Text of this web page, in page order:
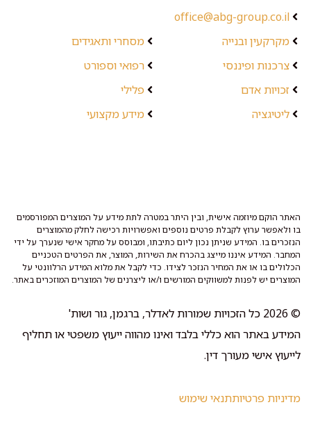
office@abg-group.co.il
מקרקעין ובנייה
צרכנות ופיננסי
זכויות אדם
ליטיגציה
מסחרי ותאגידים
רפואי וספורט
פלילי
מידע מקצועי
האתר הוקם מיוזמה אישית, ובין היתר במטרה לתת מידע על המוצרים המפורסמים
בו ולאפשר ערוץ לקבלת פרטים נוספים ואפשרויות רכישה לחלק מהמוצרים
הנזכרים בו. המידע שניתן נכון ליום כתיבתו, ומבוסס על מחקר אישי שנערך על ידי
המחבר. המידע איננו מייצג בהכרח את השירות, המוצר, את הפרטים הטכניים
הכלולים בו או את המחיר הנזכר לצידו. כדי לקבל את מלוא המידע הרלוונטי על
המוצרים יש לפנות למשווקים המורשים ו/או ליצרנים של המוצרים המוזכרים באתר.
© 2026 כל הזכויות שמורות לאדלר, ברגמן, גור ושות'
המידע באתר הוא כללי בלבד ואינו מהווה ייעוץ משפטי או תחליף
לייעוץ אישי מעורך דין.
מדיניות פרטיותתנאי שימוש